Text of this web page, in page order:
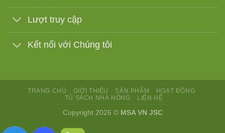
Lượt truy cập
Kết nối với Chúng tôi
Copyright 2026 ©MSA VN JSC